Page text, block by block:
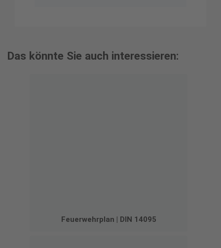
Das könnte Sie auch interessieren:
Feuerwehrplan | DIN 14095